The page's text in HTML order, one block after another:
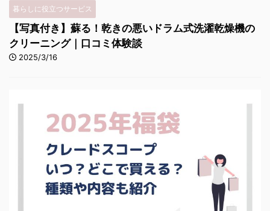
暮らしに役立つサービス
【写真付き】蘇る！乾きの悪いドラム式洗濯乾燥機の
クリーニング｜口コミ体験談
2025/3/16